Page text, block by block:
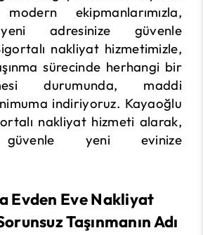
ekipmanlarımızla,
yeni adresinize güvenle
nakliyat hizmetimizle,
sürecinde herhangi bir
durumunda, maddi
indiriyoruz. Kayaoğlu
nakliyat hizmeti alarak,
güvenle yeni evinize
Evden Eve Nakliyat
Taşınmanın Adı